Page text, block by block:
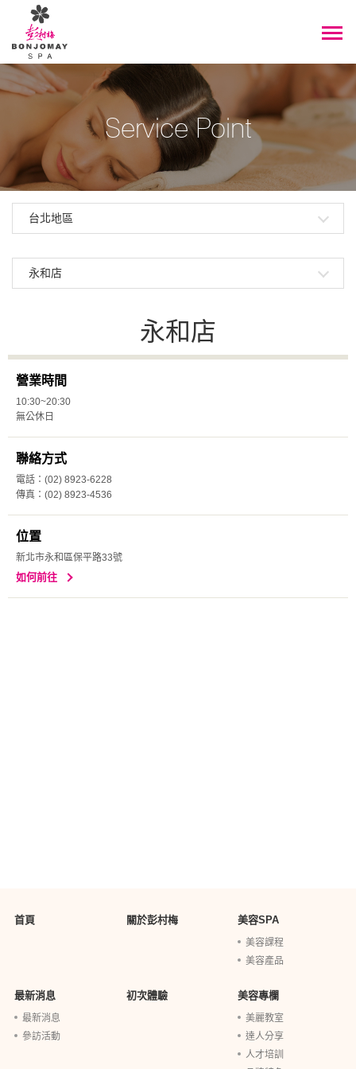
Service Point
台北地區
永和店
永和店
營業時間
10:30~20:30
無公休日
聯絡方式
電話：(02) 8923-6228
傳真：(02) 8923-4536
位置
新北市永和區保平路33號
如何前往
首頁 關於彭村梅 美容SPA
美容課程
美容產品
最新消息
最新消息
參訪活動
初次體驗 美容專欄
美麗教室
達人分享
人才培訓